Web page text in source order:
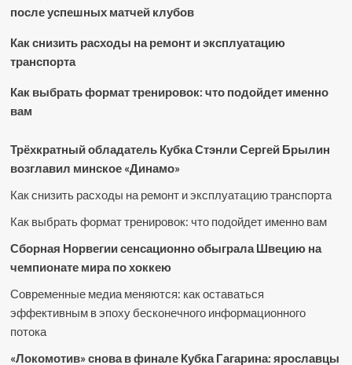
после успешных матчей клубов
Как снизить расходы на ремонт и эксплуатацию
транспорта
Как выбрать формат тренировок: что подойдет именно
вам
Трёхкратный обладатель Кубка Стэнли Сергей Брылин
возглавил минское «Динамо»
Как снизить расходы на ремонт и эксплуатацию транспорта
Как выбрать формат тренировок: что подойдет именно вам
Сборная Норвегии сенсационно обыграла Швецию на
чемпионате мира по хоккею
Современные медиа меняются: как оставаться
эффективным в эпоху бесконечного информационного
потока
«Локомотив» снова в финале Кубка Гагарина: ярославцы